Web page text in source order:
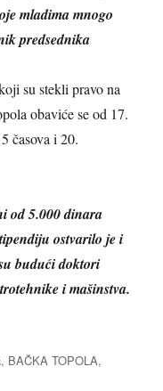
mladima mnogo
predsednika
su stekli pravo na
obaviće se od 17.
časova i 20.
od 5.000 dinara
ostvarilo je i
budući doktori
i mašinstva.
, BAČKA TOPOLA,